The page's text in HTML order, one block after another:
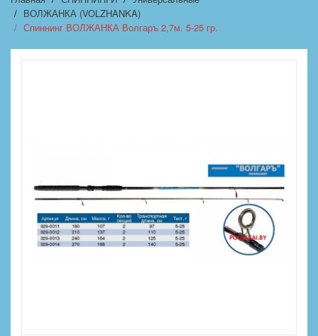
ВОЛЖАНКА (VOLZHANKA)
Спиннинг ВОЛЖАНКА Волгаръ 2,7м. 5-25 гр.